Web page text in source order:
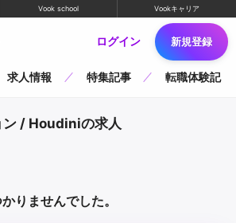
Vook school Vookキャリア
ログイン 新規登録
求人情報 特集記事 転職体験記
ン / Houdiniの求人
りませんでした。